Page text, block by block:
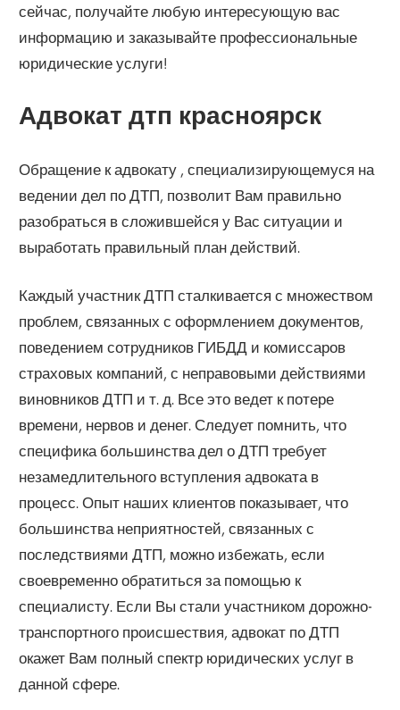
сейчас, получайте любую интересующую вас
информацию и заказывайте профессиональные
юридические услуги!
Адвокат дтп красноярск
Обращение к адвокату , специализирующемуся на
ведении дел по ДТП, позволит Вам правильно
разобраться в сложившейся у Вас ситуации и
выработать правильный план действий.
Каждый участник ДТП сталкивается с множеством
проблем, связанных с оформлением документов,
поведением сотрудников ГИБДД и комиссаров
страховых компаний, с неправовыми действиями
виновников ДТП и т. д. Все это ведет к потере
времени, нервов и денег. Следует помнить, что
специфика большинства дел о ДТП требует
незамедлительного вступления адвоката в
процесс. Опыт наших клиентов показывает, что
большинства неприятностей, связанных с
последствиями ДТП, можно избежать, если
своевременно обратиться за помощью к
специалисту. Если Вы стали участником дорожно-
транспортного происшествия, адвокат по ДТП
окажет Вам полный спектр юридических услуг в
данной сфере.